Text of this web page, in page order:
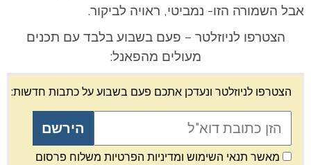
אבל השמורה הזו- נמביטי, ראויה לביקור.
הצטרפו לניוזלטר – פעם בשבוע בלבד עם תכנים
מעולים מהפאנל:
הצטרפו לניוזלטר ונעדכן אתכם פעם בשבוע על כתבות חדשות:
מאשר תנאי השימוש ומדיניות הפרטיות משלוח פרסום